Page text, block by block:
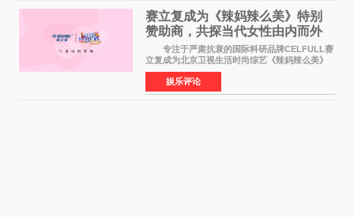
赛立复成为《辣妈辣么美》特别
赞助商，共探当代女性由内而外
活力美
专注于严肃抗衰的国际科研品牌CELFULL赛
立复成为北京卫视生活时尚综艺《辣妈辣么美》
的特别赞助商,明星辣妈袁咏仪倾情参与，向广大
都市女性传递健康生活新主张，寄语当代女性在
家庭与自我之间
娱乐评论